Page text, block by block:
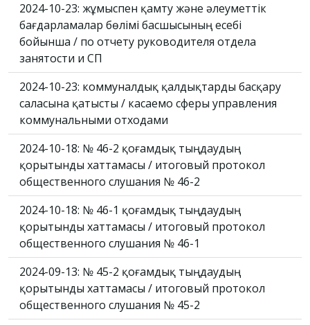
2024-10-23: жұмыспен қамту және әлеуметтік
бағдарламалар бөлімі басшысының есебі
бойынша / по отчету руководителя отдела
занятости и СП
2024-10-23: коммуналдық қалдықтарды басқару
саласына қатысты / касаемо сферы управления
коммунальными отходами
2024-10-18: № 46-2 қоғамдық тыңдаудың
қорытынды хаттамасы / итоговый протокол
общественного слушания № 46-2
2024-10-18: № 46-1 қоғамдық тыңдаудың
қорытынды хаттамасы / итоговый протокол
общественного слушания № 46-1
2024-09-13: № 45-2 қоғамдық тыңдаудың
қорытынды хаттамасы / итоговый протокол
общественного слушания № 45-2